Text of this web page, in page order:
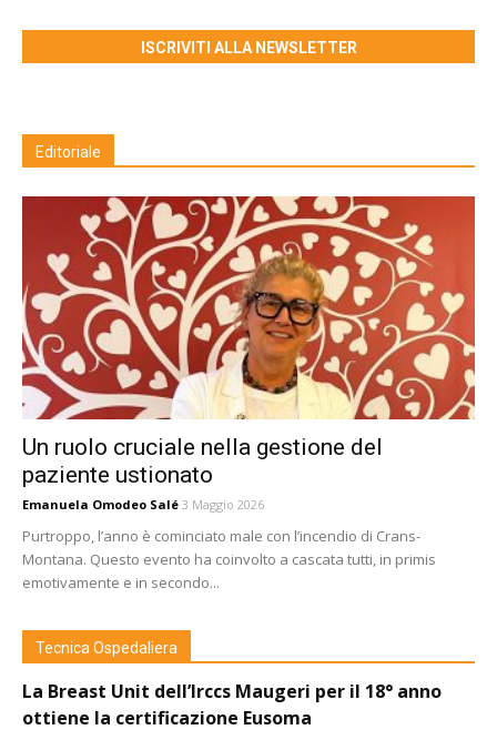
ISCRIVITI ALLA NEWSLETTER
Editoriale
Un ruolo cruciale nella gestione del
paziente ustionato
Emanuela Omodeo Salé 3 Maggio 2026
Purtroppo, l’anno è cominciato male con l’incendio di Crans-
Montana. Questo evento ha coinvolto a cascata tutti, in primis
emotivamente e in secondo...
Tecnica Ospedaliera
La Breast Unit dell’Irccs Maugeri per il 18° anno
ottiene la certificazione Eusoma